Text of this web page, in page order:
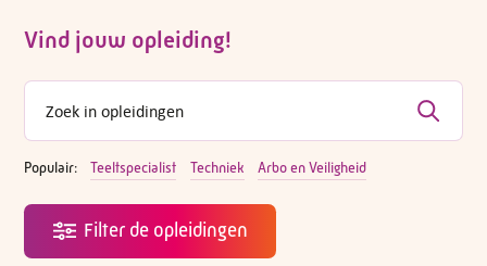
Vind jouw opleiding!
Populair: Teeltspecialist Techniek Arbo en Veiligheid